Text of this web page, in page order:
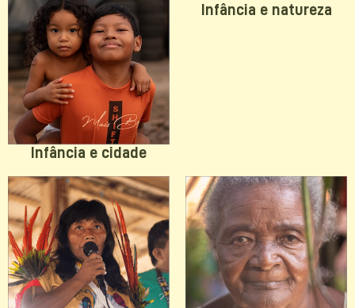
Infância e cidade
Infância e natureza